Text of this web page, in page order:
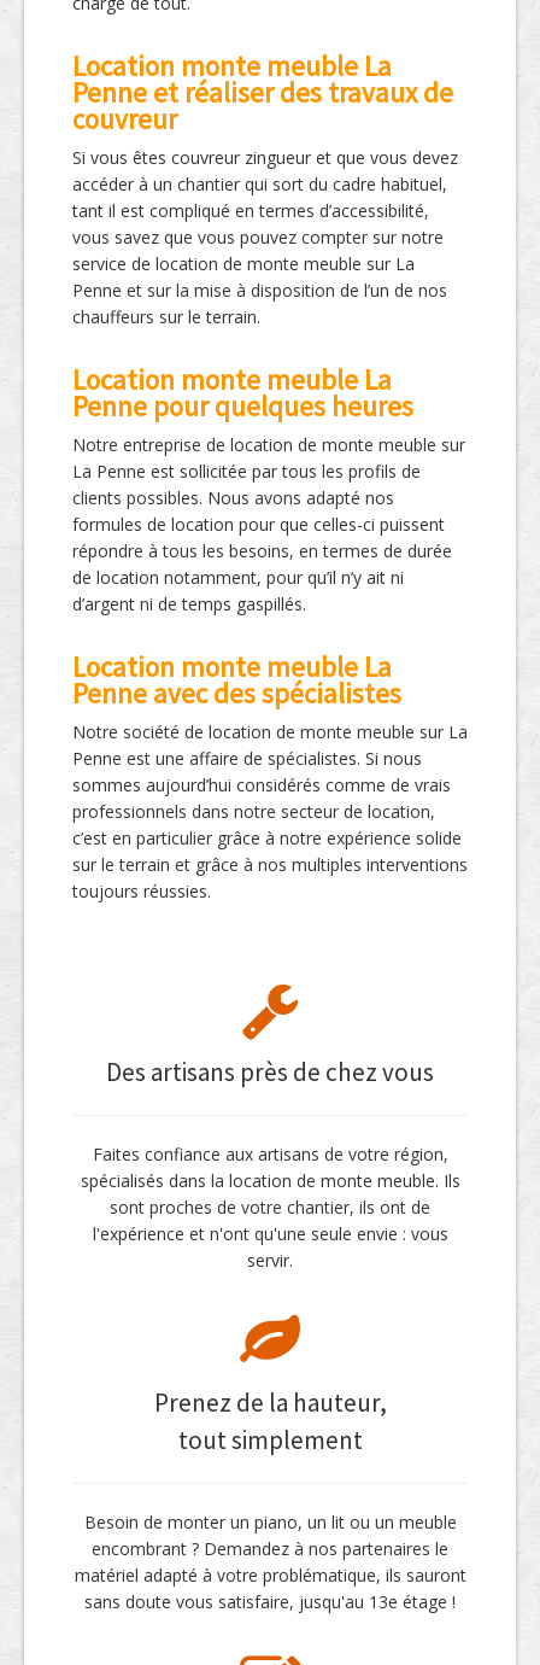
Location monte meuble La
Penne et réaliser des travaux de
couvreur
Si vous êtes couvreur zingueur et que vous devez
accéder à un chantier qui sort du cadre habituel,
tant il est compliqué en termes d’accessibilité,
vous savez que vous pouvez compter sur notre
service de location de monte meuble sur La
Penne et sur la mise à disposition de l’un de nos
chauffeurs sur le terrain.
Location monte meuble La
Penne pour quelques heures
Notre entreprise de location de monte meuble sur
La Penne est sollicitée par tous les profils de
clients possibles. Nous avons adapté nos
formules de location pour que celles-ci puissent
répondre à tous les besoins, en termes de durée
de location notamment, pour qu’il n’y ait ni
d’argent ni de temps gaspillés.
Location monte meuble La
Penne avec des spécialistes
Notre société de location de monte meuble sur La
Penne est une affaire de spécialistes. Si nous
sommes aujourd’hui considérés comme de vrais
professionnels dans notre secteur de location,
c’est en particulier grâce à notre expérience solide
sur le terrain et grâce à nos multiples interventions
toujours réussies.
Des artisans près de chez vous
Faites confiance aux artisans de votre région,
spécialisés dans la location de monte meuble. Ils
sont proches de votre chantier, ils ont de
l'expérience et n'ont qu'une seule envie : vous
servir.
Prenez de la hauteur,
tout simplement
Besoin de monter un piano, un lit ou un meuble
encombrant ? Demandez à nos partenaires le
matériel adapté à votre problématique, ils sauront
sans doute vous satisfaire, jusqu'au 13e étage !